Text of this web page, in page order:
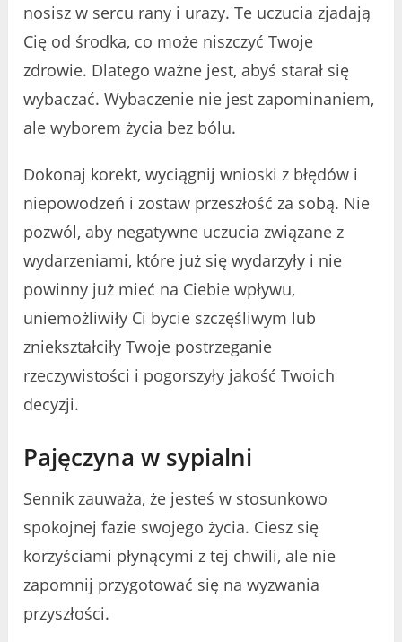
nosisz w sercu rany i urazy. Te uczucia zjadają
Cię od środka, co może niszczyć Twoje
zdrowie. Dlatego ważne jest, abyś starał się
wybaczać. Wybaczenie nie jest zapominaniem,
ale wyborem życia bez bólu.
Dokonaj korekt, wyciągnij wnioski z błędów i
niepowodzeń i zostaw przeszłość za sobą. Nie
pozwól, aby negatywne uczucia związane z
wydarzeniami, które już się wydarzyły i nie
powinny już mieć na Ciebie wpływu,
uniemożliwiły Ci bycie szczęśliwym lub
zniekształciły Twoje postrzeganie
rzeczywistości i pogorszyły jakość Twoich
decyzji.
Pajęczyna w sypialni
Sennik zauważa, że jesteś w stosunkowo
spokojnej fazie swojego życia. Ciesz się
korzyściami płynącymi z tej chwili, ale nie
zapomnij przygotować się na wyzwania
przyszłości.